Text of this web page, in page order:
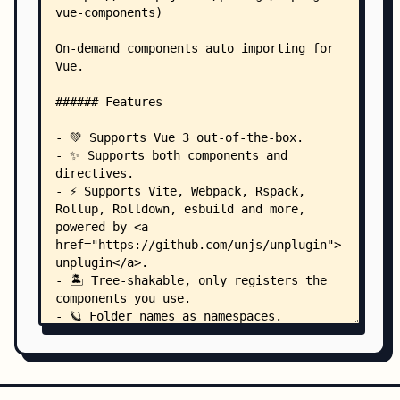
    │               ├── component-c.vue
    │               ├── ComponentAsync.vue
    │               ├── ComponentB.vue
    │               ├── MarkdownA.md
    │               ├── Recursive.vue
    │               ├── book/
    │               │   └── index.vue
    │               ├── collapse/
    │               │   └── collapseFolder/
│               │       ├──
│               │       └──
    │               ├── global/
    │               │   └── avatar.vue
    │               ├── kebab-case/
    │               │   ├── KebabCaseFile.vue
    │               │   └── kebab-case-collapse/
│               │       └──
    │                   ├── button.vue